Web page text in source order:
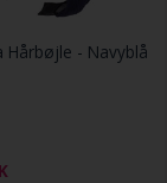
Hårbøjle - Navyblå